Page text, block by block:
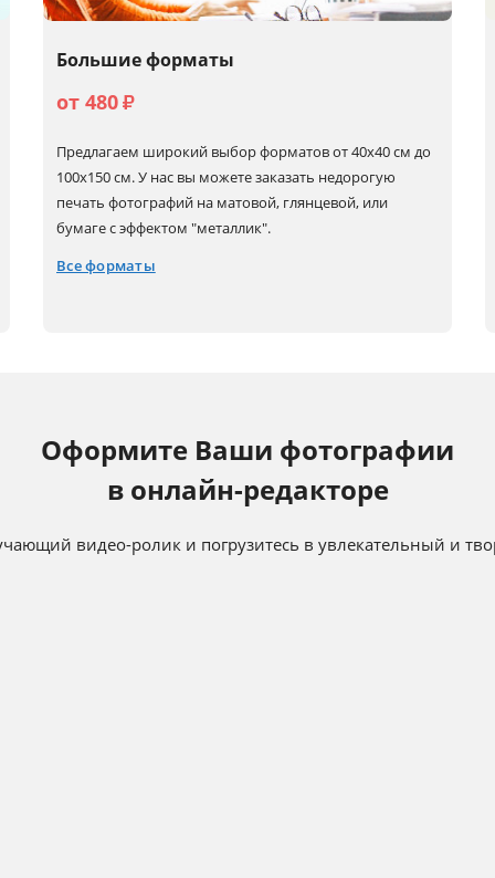
Большие форматы
от 480₽
Предлагаем широкий выбор форматов от 40х40 см до
100х150 см. У нас вы можете заказать недорогую
печать фотографий на матовой, глянцевой, или
бумаге с эффектом "металлик".
Все форматы
50x50 60x60 70x100
Оформите Ваши фотографии
в онлайн-редакторе
видео-ролик и погрузитесь в увлекательный и